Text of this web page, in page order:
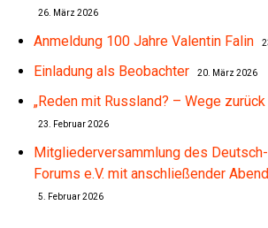
26. März 2026
Anmeldung 100 Jahre Valentin Falin
Einladung als Beobachter 20. März 2026
„Reden mit Russland? – Wege zurück
23. Februar 2026
Mitgliederversammlung des
Forums e.V. mit anschließender
5. Februar 2026